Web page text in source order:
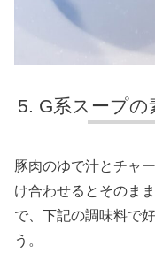
G系スープの
豚肉のゆで汁とチャ
け合わせるとそのま
で、下記の調味料で
う。